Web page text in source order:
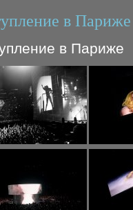
в Париже
в Париже